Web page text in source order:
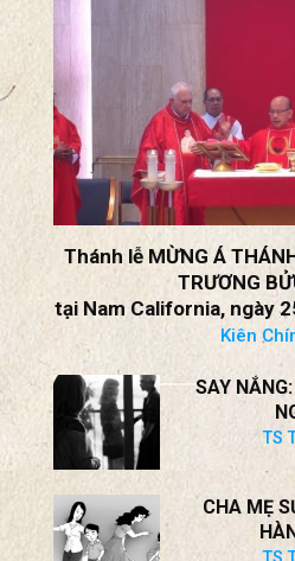
Thánh lễ MỪNG Á
TRƯƠNG
tại Nam California, ngày
Kiên
SAY NẮNG:
TS